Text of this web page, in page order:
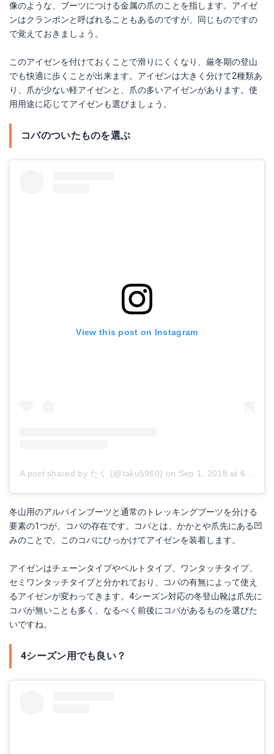
像のような、ブーツにつける金属の爪のことを指します。アイゼ
ンはクランポンと呼ばれることもあるのですが、同じものですの
で覚えておきましょう。
このアイゼンを付けておくことで滑りにくくなり、厳冬期の登山
でも快適に歩くことが出来ます。アイゼンは大きく分けて2種類あ
り、爪が少ない軽アイゼンと、爪の多いアイゼンがあります。使
用用途に応じてアイゼンも選びましょう。
コバのついたものを選ぶ
View this post on Instagram
A post shared by たく (@taku5960) on Sep 1, 2018 at 6:04am PDT
冬山用のアルパインブーツと通常のトレッキングブーツを分ける
要素の1つが、コバの存在です。コバとは、かかとや爪先にある凹
みのことで、このコバにひっかけてアイゼンを装着します。
アイゼンはチェーンタイプやベルトタイプ、ワンタッチタイプ、
セミワンタッチタイプと分かれており、コバの有無によって使え
るアイゼンが変わってきます。4シーズン対応の冬登山靴は爪先に
コバが無いことも多く、なるべく前後にコバがあるものを選びた
いですね。
4シーズン用でも良い？